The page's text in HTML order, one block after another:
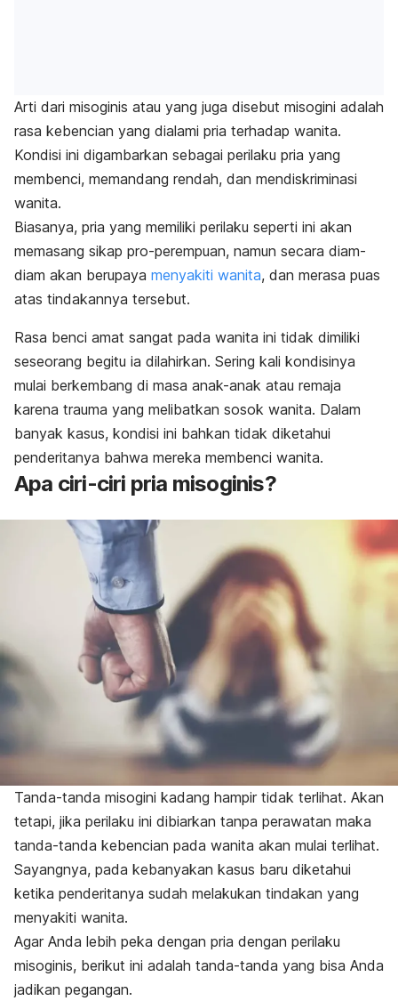
Arti dari misoginis atau yang juga disebut misogini adalah
rasa kebencian yang dialami pria terhadap wanita.
Kondisi ini digambarkan sebagai perilaku pria yang
membenci, memandang rendah, dan mendiskriminasi
wanita.
Biasanya, pria yang memiliki perilaku seperti ini akan
memasang sikap pro-perempuan, namun secara diam-
diam akan berupaya menyakiti wanita, dan merasa puas
atas tindakannya tersebut.
Rasa benci amat sangat pada wanita ini tidak dimiliki
seseorang begitu ia dilahirkan. Sering kali kondisinya
mulai berkembang di masa anak-anak atau remaja
karena trauma yang melibatkan sosok wanita. Dalam
banyak kasus, kondisi ini bahkan tidak diketahui
penderitanya bahwa mereka membenci wanita.
Apa ciri-ciri pria misoginis?
Tanda-tanda misogini kadang hampir tidak terlihat. Akan
tetapi, jika perilaku ini dibiarkan tanpa perawatan maka
tanda-tanda kebencian pada wanita akan mulai terlihat.
Sayangnya, pada kebanyakan kasus baru diketahui
ketika penderitanya sudah melakukan tindakan yang
menyakiti wanita.
Agar Anda lebih peka dengan pria dengan perilaku
misoginis, berikut ini adalah tanda-tanda yang bisa Anda
jadikan pegangan.